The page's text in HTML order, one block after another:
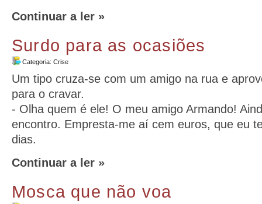
Continuar a ler »
Surdo para as ocasiões
Categoria: Crise
Um tipo cruza-se com um amigo na rua e
para o cravar.
- Olha quem é ele! O meu amigo Armando!
encontro. Empresta-me aí cem euros, que eu
dias.
Continuar a ler »
Mosca que não voa